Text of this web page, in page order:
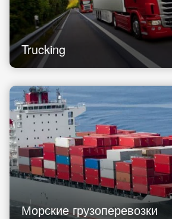
Trucking
Морские грузоперевозки